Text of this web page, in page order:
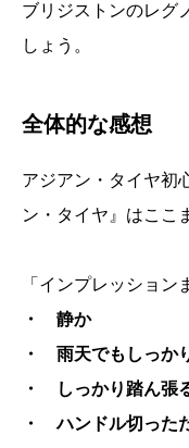
ブリジストンのレグ
しょう。
全体的な感想
アジアン・タイヤ初
ン・タイヤ』はここ
「インプレッション
・ 静か
・ 雨天でもしっか
・ しっかり踏ん張
・ ハンドル切った